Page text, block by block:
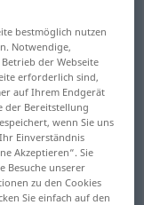
antippen)
bestmöglich nutzen
Notwendige,
der Webseite
erforderlich sind,
auf Ihrem Endgerät
der Bereitstellung
wenn Sie uns
Einverständnis
Akzeptieren“. Sie
Besuche unserer
zu den Cookies
Sie einfach auf den